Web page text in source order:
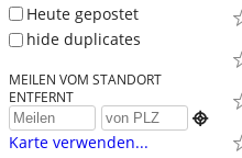
Heute gepostet
hide duplicates
MEILEN VOM STANDORT
ENTFERNT

Karte verwenden...